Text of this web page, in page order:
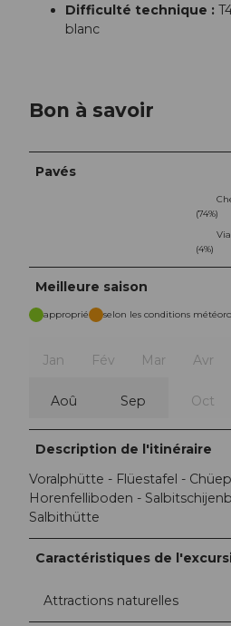
Difficulté technique :
blanc
Bon à savoir
Pavés
(74%)
(4%)
Meilleure saison
approprié selon les conditions
Jan Fév Mar Avr
Aoû Sep Oct
Description de l'itinéraire
Voralphütte - Flüestafel -
Horenfelliboden -
Salbithütte
Caractéristiques de
Attractions naturelles